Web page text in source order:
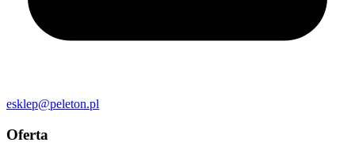
esklep@peleton.pl
Oferta